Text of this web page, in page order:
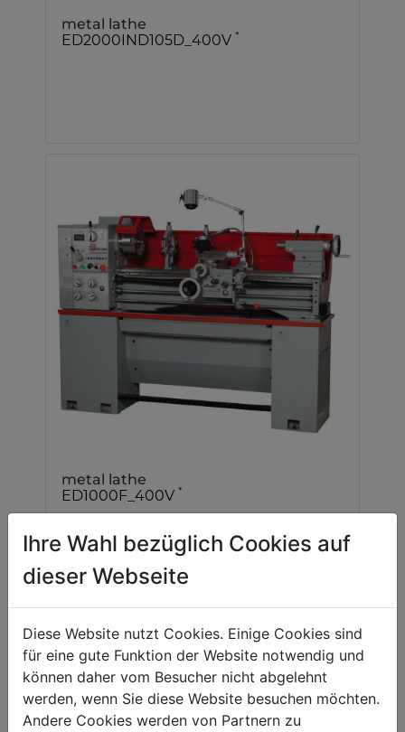
metal lathe
ED2000IND105D_400V *
metal lathe
ED1000F_400V *
Ihre Wahl bezüglich Cookies auf
dieser Webseite
Diese Website nutzt Cookies. Einige Cookies sind
für eine gute Funktion der Website notwendig und
können daher vom Besucher nicht abgelehnt
werden, wenn Sie diese Website besuchen möchten.
Andere Cookies werden von Partnern zu